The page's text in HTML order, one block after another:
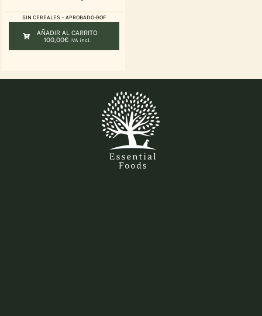
SIN CEREALES – APROBADO-BOF
AÑADIR AL CARRITO
100,00€ IVA incl.